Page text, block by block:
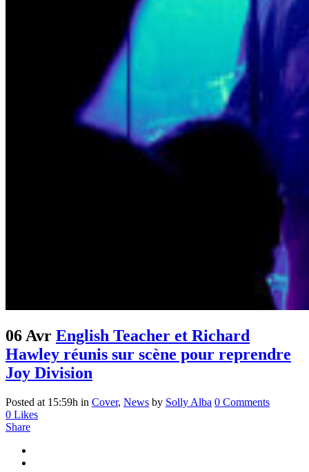
06 Avr English Teacher et Richard
Hawley réunis sur scène pour reprendre
Joy Division
Posted at 15:59h in Cover, News by Solly Alba 0 Comments
0 Likes
Share